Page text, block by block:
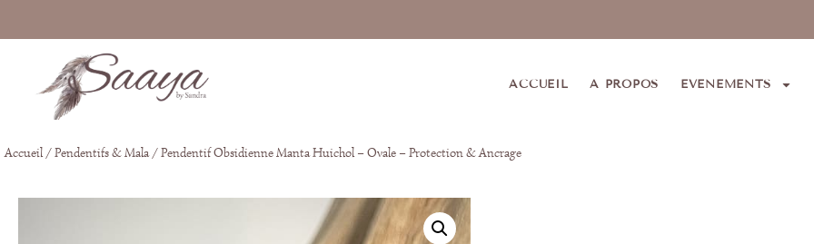
ACCUEIL A PROPOS EVÈNEMENTS
Accueil/Pendentifs & Mala/ Pendentif Obsidienne Manta Huichol – Ovale – Protection & Ancrage